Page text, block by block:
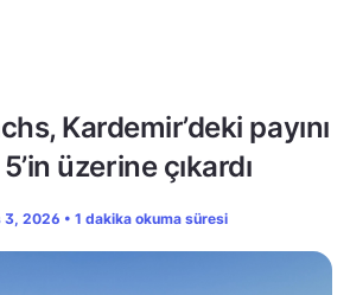
Kardemir’deki payını
üzerine çıkardı
2026 • 1 dakika okuma süresi